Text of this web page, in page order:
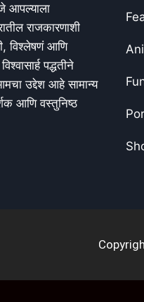
आपल्याला
राजकारणाशी
विश्लेषणं आणि
पद्धतीने
उद्देश आहे सामान्य
आणि वस्तुनिष्ठ
MIRAJ